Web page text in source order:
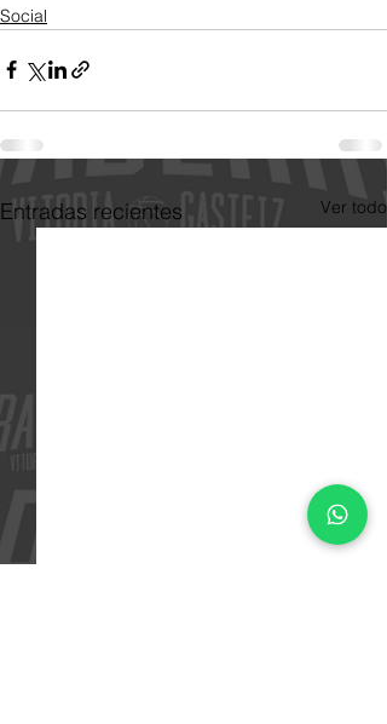
Social
Entradas recientes Ver todo